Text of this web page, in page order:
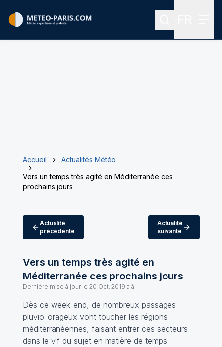
Rechercher
Accueil
Actualités Météo
Vers un temps très agité en Méditerranée ces
prochains jours
Actualité
précédente
Actualité
suivante
Vers un temps très agité en
Méditerranée ces prochains jours
Dernière mise à jour le 20 Oct. 2019 à à
Dès ce week-end, de nombreux passages
pluvio-orageux vont toucher les régions
méditerranéennes, faisant entrer ces secteurs
dans le vif du sujet en matière de temps